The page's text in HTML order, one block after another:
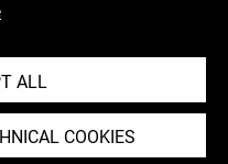
ALL
COOKIES